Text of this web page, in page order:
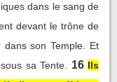
dans le sang de
devant le trône de
son Temple. Et
sa Tente.
16 Ils